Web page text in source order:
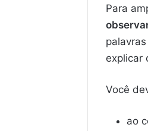
Para
explicar
Você
ao